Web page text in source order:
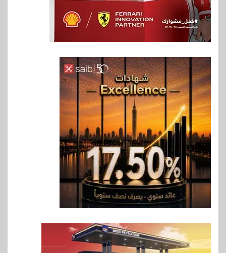
6 اخبار
فيكسد مصر و”حلول” تتشاركان
في تطوير أول منصة للسياحة
الصحية في مصر والشرق الأوسط
وأفريقيا Tour4Cure
سوق وصلة
هواوي: هاتف nova 15
Max بطارية ضخمة وتصميم متين
جهازًا مثاليًا للشباب
اقتصاد
إي اف چي فاينانس تستعرض
في سوق تحويلات المصريين
بالخارج